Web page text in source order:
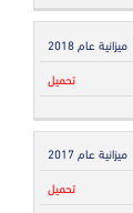
ميزانية عام 2018
تحميل
ميزانية عام 2017
تحميل